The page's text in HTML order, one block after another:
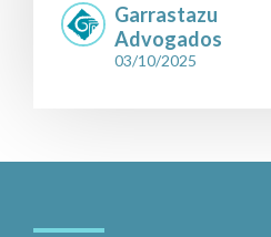
Garrastazu
Advogados
03/10/2025